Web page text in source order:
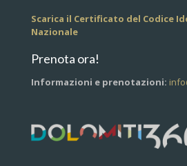
Scarica il Certificato del Codice
Nazionale
Prenota ora!
Informazioni e prenotazioni: